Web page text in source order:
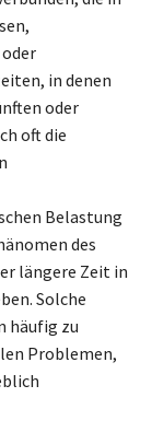
in denen
oder
oft die
Belastung
des
längere Zeit in
Solche
häufig zu
Problemen,